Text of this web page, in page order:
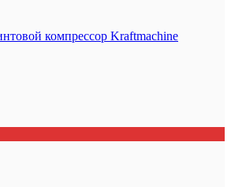
компрессор Kraftmaсhine